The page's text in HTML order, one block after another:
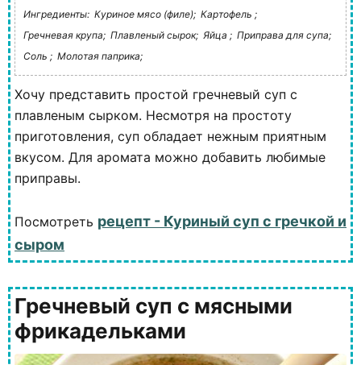
Ингредиенты: Куриное мясо (филе); Картофель ;
Гречневая крупа; Плавленый сырок; Яйца ; Приправа для супа;
Соль ; Молотая паприка;
Хочу представить простой гречневый суп с
плавленым сырком. Несмотря на простоту
приготовления, суп обладает нежным приятным
вкусом. Для аромата можно добавить любимые
приправы.
Посмотреть рецепт - Куриный суп с гречкой и
сыром
Гречневый суп с мясными
фрикадельками